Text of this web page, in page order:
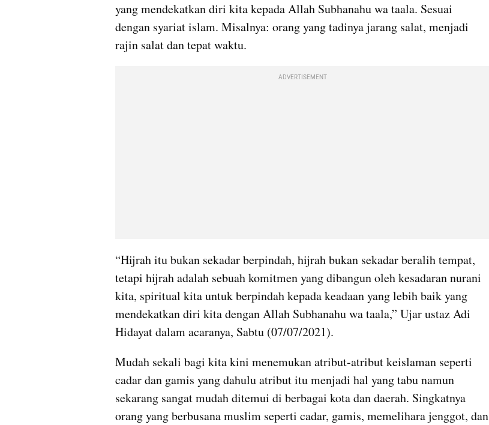
yang mendekatkan diri kita kepada Allah Subhanahu wa taala. Sesuai
dengan syariat islam. Misalnya: orang yang tadinya jarang salat, menjadi
rajin salat dan tepat waktu.
ADVERTISEMENT
“Hijrah itu bukan sekadar berpindah, hijrah bukan sekadar beralih tempat,
tetapi hijrah adalah sebuah komitmen yang dibangun oleh kesadaran nurani
kita, spiritual kita untuk berpindah kepada keadaan yang lebih baik yang
mendekatkan diri kita dengan Allah Subhanahu wa taala,” Ujar ustaz Adi
Hidayat dalam acaranya, Sabtu (07/07/2021).
Mudah sekali bagi kita kini menemukan atribut-atribut keislaman seperti
cadar dan gamis yang dahulu atribut itu menjadi hal yang tabu namun
sekarang sangat mudah ditemui di berbagai kota dan daerah. Singkatnya
orang yang berbusana muslim seperti cadar, gamis, memelihara jenggot, dan